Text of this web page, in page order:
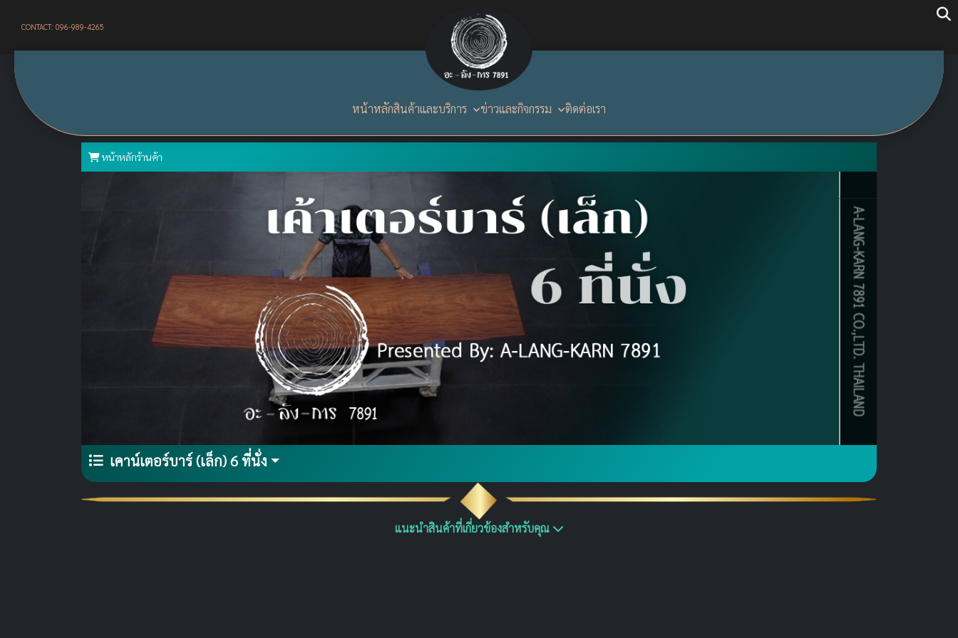
CONTACT: 096-989-4265
หน้าหลักสินค้าและบริการ ข่าวและกิจกรรม ติดต่อเรา
หน้าหลักร้านค้า
เคาน์เตอร์บาร์ (เล็ก) 6 ที่นั่ง
แนะนำสินค้าที่เกี่ยวข้องสำหรับคุณ